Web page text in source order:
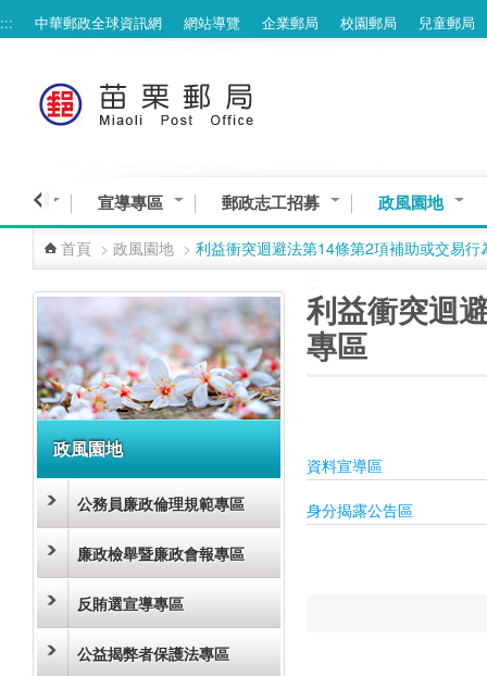
跳到主要內容區塊
::: 中華郵政全球資訊網 網站導覽 企業郵局 校園郵局 兒童郵局
交流 宣導專區 郵政志工招募 政風園地
首頁 > 政風園地 > 利益衝突迴避法第14條第2項補助或交易行
政風園地
公務員廉政倫理規範專區
廉政檢舉暨廉政會報專區
反賄選宣導專區
公益揭弊者保護法專區
利益衝突迴
專區
資料宣導區
身分揭露公告區